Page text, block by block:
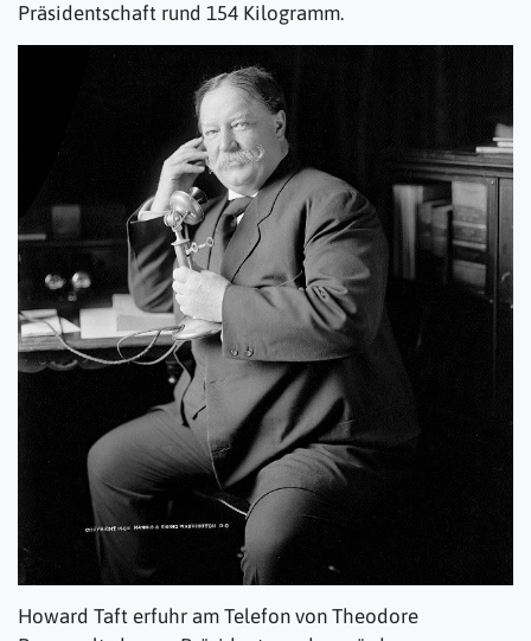
Präsidentschaft rund 154 Kilogramm.
Howard Taft erfuhr am Telefon von Theodore